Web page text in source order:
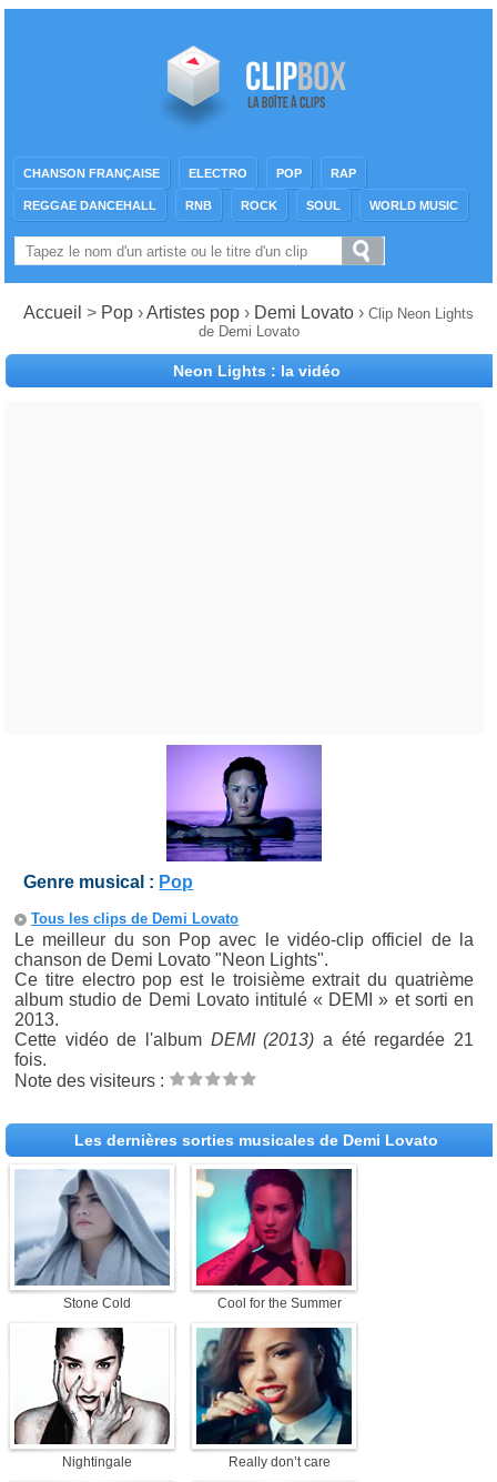
CHANSON FRANÇAISE ELECTRO POP RAP
REGGAE DANCEHALL RNB ROCK SOUL WORLD MUSIC
Accueil > Pop ›Artistes pop › Demi Lovato › Clip Neon Lights
de Demi Lovato
Neon Lights : la vidéo
Genre musical : Pop
Tous les clips de Demi Lovato
Le meilleur du son Pop avec le vidéo-clip officiel de la
chanson de Demi Lovato "Neon Lights".
Ce titre electro pop est le troisième extrait du quatrième
album studio de Demi Lovato intitulé « DEMI » et sorti en
2013.
Cette vidéo de l'album DEMI (2013) a été regardée 21
fois.
Note des visiteurs :
Les dernières sorties musicales de Demi Lovato
Stone Cold Cool for the Summer
Nightingale Really don’t care